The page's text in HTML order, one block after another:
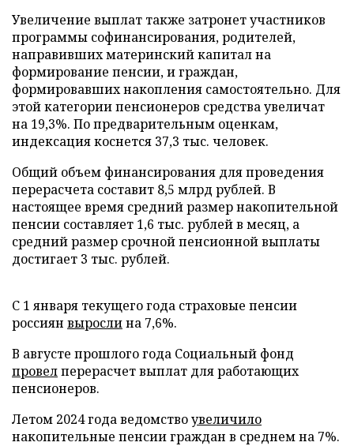
Увеличение выплат также затронет участников
программы софинансирования, родителей,
направивших материнский капитал на
формирование пенсии, и граждан,
формировавших накопления самостоятельно. Для
этой категории пенсионеров средства увеличат
на 19,3%. По предварительным оценкам,
индексация коснется 37,3 тыс. человек.
Общий объем финансирования для проведения
перерасчета составит 8,5 млрд рублей. В
настоящее время средний размер накопительной
пенсии составляет 1,6 тыс. рублей в месяц, а
средний размер срочной пенсионной выплаты
достигает 3 тыс. рублей.
С 1 января текущего года страховые пенсии
россиян вырослина 7,6%.
В августе прошлого года Социальный фонд
провелперерасчет выплат для работающих
пенсионеров.
Летом 2024 года ведомствоувеличило
накопительные пенсии граждан в среднем на 7%.